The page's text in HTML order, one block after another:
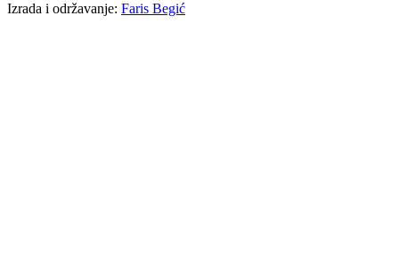
Izrada i održavanje: Faris Begić